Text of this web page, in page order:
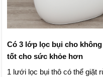
Có 3 lớp lọc bụi cho
tốt cho sức khỏe hơn
1 lưới lọc bụi thô có thể giặt